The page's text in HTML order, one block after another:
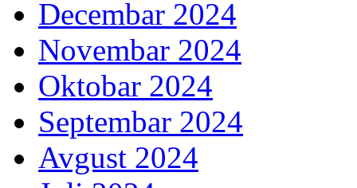
Decembar 2024
Novembar 2024
Oktobar 2024
Septembar 2024
Avgust 2024